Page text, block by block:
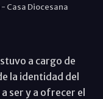
- Casa Diocesana
a cargo de
la identidad del
ser y a ofrecer el